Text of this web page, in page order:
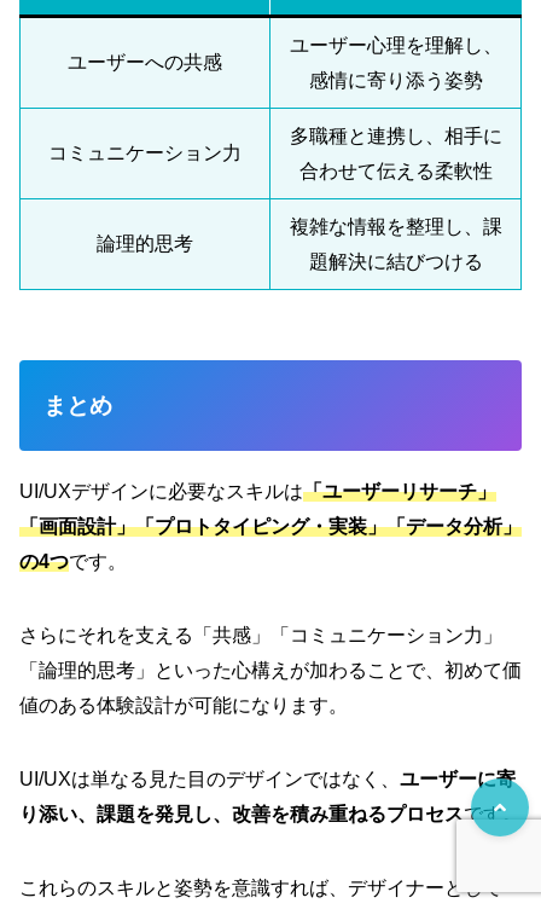
ユーザーへの共感
ユーザー心理を理解し、
感情に寄り添う姿勢
コミュニケーション力
多職種と連携し、相手に
合わせて伝える柔軟性
論理的思考
複雑な情報を整理し、課
題解決に結びつける
まとめ
UI/UXデザインに必要なスキルは「ユーザーリサーチ」
「画面設計」「プロトタイピング・実装」「データ分析」
の4つです。
さらにそれを支える「共感」「コミュニケーション力」
「論理的思考」といった心構えが加わることで、初めて価
値のある体験設計が可能になります。
UI/UXは単なる見た目のデザインではなく、 ユーザーに寄
り添い、課題を発見し、改善を積み重ねるプロセスです。
これらのスキルと姿勢を意識すれば、デザイナーとして一